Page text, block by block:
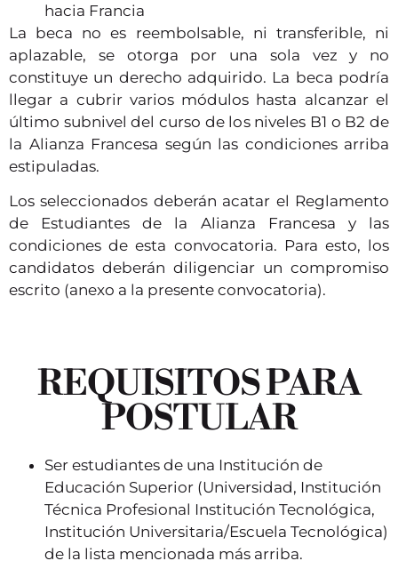
hacia Francia
La beca no es reembolsable, ni transferible, ni
aplazable, se otorga por una sola vez y no
constituye un derecho adquirido. La beca podría
llegar a cubrir varios módulos hasta alcanzar el
último subnivel del curso de los niveles B1 o B2 de
la Alianza Francesa según las condiciones arriba
estipuladas.
Los seleccionados deberán acatar el Reglamento
de Estudiantes de la Alianza Francesa y las
condiciones de esta convocatoria. Para esto, los
candidatos deberán diligenciar un compromiso
escrito (anexo a la presente convocatoria).
REQUISITOS PARA
POSTULAR
Ser estudiantes de una Institución de
Educación Superior (Universidad, Institución
Técnica Profesional Institución Tecnológica,
Institución Universitaria/Escuela Tecnológica)
de la lista mencionada más arriba.